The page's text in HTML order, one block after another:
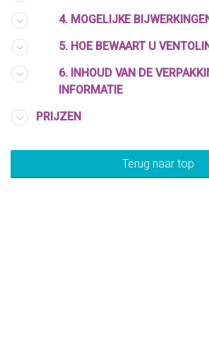
4. MOGELIJKE
5. HOE BEWAART U
6. INHOUD VAN DE
INFORMATIE
PRIJZEN
Terug naar top